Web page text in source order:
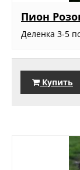
Пион
Деленка 3-5
Купить